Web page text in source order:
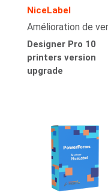
NiceLabel
Amélioration de
Designer Pro 10
printers version
upgrade